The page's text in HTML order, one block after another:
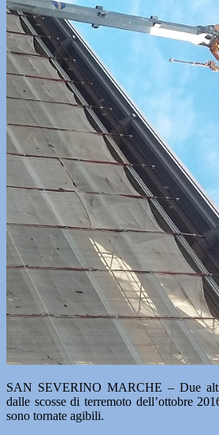
SAN SEVERINO MARCHE – Due
dalle scosse di terremoto dell’ottobre
sono tornate agibili.